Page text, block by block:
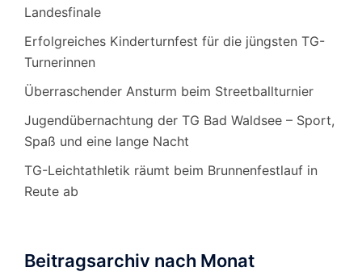
Landesfinale
Erfolgreiches Kinderturnfest für die jüngsten TG-
Turnerinnen
Überraschender Ansturm beim Streetballturnier
Jugendübernachtung der TG Bad Waldsee – Sport,
Spaß und eine lange Nacht
TG-Leichtathletik räumt beim Brunnenfestlauf in
Reute ab
Beitragsarchiv nach Monat